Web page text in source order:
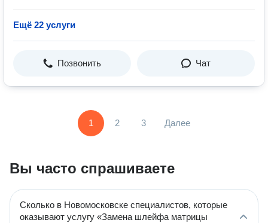
Ещё 22 услуги
Позвонить Чат
1 2 3 Далее
Вы часто спрашиваете
Сколько в Новомосковске специалистов, которые
оказывают услугу «Замена шлейфа матрицы